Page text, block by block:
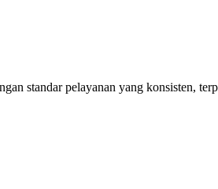
standar pelayanan yang konsisten,